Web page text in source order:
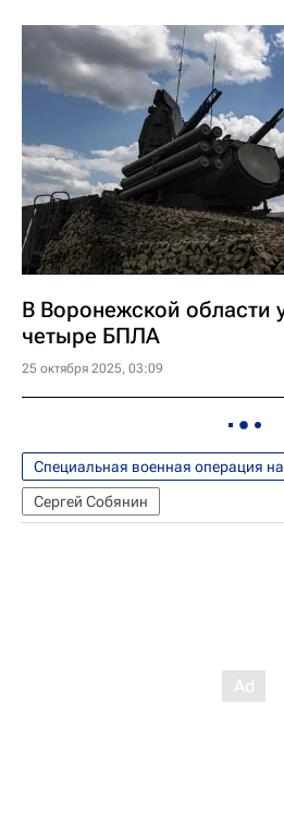
В Воронежской области
четыре БПЛА
25 октября 2025, 03:09
Специальная военная операция
Сергей Собянин